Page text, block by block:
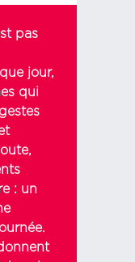
pas
jour,
qui
: un